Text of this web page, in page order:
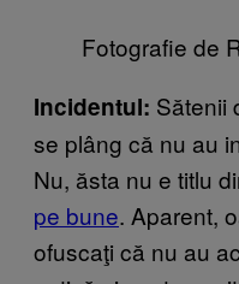
Fotografie de
Incidentul: Sătenii
se plâng că nu au
Nu, ăsta nu e titlu
pe bune. Aparent,
ofuscaţi că nu au